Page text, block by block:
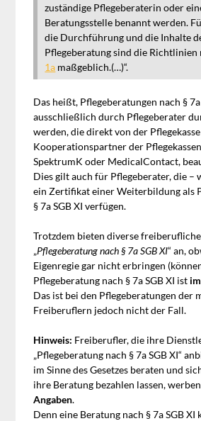
zuständige Pflegeberaterin oder
Beratungsstelle benannt werden.
die Durchführung und die Inhalte
Pflegeberatung sind die
1a maßgeblich.(…)“.
Das heißt, Pflegeberatungen nach §
ausschließlich durch Pflegeberater
werden, die direkt von der
Kooperationspartner der
SpektrumK oder MedicalContact,
Dies gilt auch für Pflegeberater, die –
ein Zertifikat einer Weiterbildung als
§ 7a SGB XI verfügen.
Trotzdem bieten diverse
„Pflegeberatung nach § 7a SGB XI“ an,
Eigenregie gar nicht erbringen
Pflegeberatung nach § 7a SGB XI ist
Das ist bei den Pflegeberatungen der
Freiberuflern jedoch nicht der Fall.
Hinweis: Freiberufler, die ihre
„Pflegeberatung nach § 7a SGB XI“
im Sinne des Gesetzes beraten und
ihre Beratung bezahlen lassen,
Angaben.
Denn eine Beratung nach § 7a SGB XI